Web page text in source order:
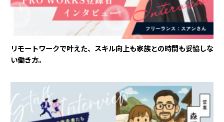
リモートワークで叶えた、スキル向上も家族との時間も妥協しな
い働き方。